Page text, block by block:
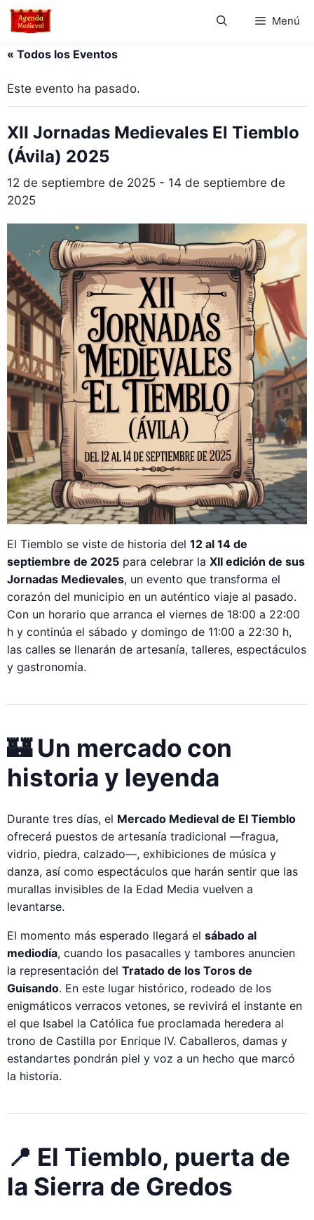
Saltar
Menú
« Todos los Eventos
Este evento ha pasado.
XII Jornadas Medievales El Tiemblo
(Ávila) 2025
12 de septiembre de 2025 - 14 de septiembre de
2025
El Tiemblo se viste de historia del 12 al 14 de
septiembre de 2025 para celebrar la XII edición de sus
Jornadas Medievales, un evento que transforma el
corazón del municipio en un auténtico viaje al pasado.
Con un horario que arranca el viernes de 18:00 a 22:00
h y continúa el sábado y domingo de 11:00 a 22:30 h,
las calles se llenarán de artesanía, talleres, espectáculos
y gastronomía.
🏰 Un mercado con
historia y leyenda
Durante tres días, el Mercado Medieval de El Tiemblo
ofrecerá puestos de artesanía tradicional —fragua,
vidrio, piedra, calzado—, exhibiciones de música y
danza, así como espectáculos que harán sentir que las
murallas invisibles de la Edad Media vuelven a
levantarse.
El momento más esperado llegará el sábado al
mediodía, cuando los pasacalles y tambores anuncien
la representación del Tratado de los Toros de
Guisando. En este lugar histórico, rodeado de los
enigmáticos verracos vetones, se revivirá el instante en
el que Isabel la Católica fue proclamada heredera al
trono de Castilla por Enrique IV. Caballeros, damas y
estandartes pondrán piel y voz a un hecho que marcó
la historia.
📍 El Tiemblo, puerta de
la Sierra de Gredos